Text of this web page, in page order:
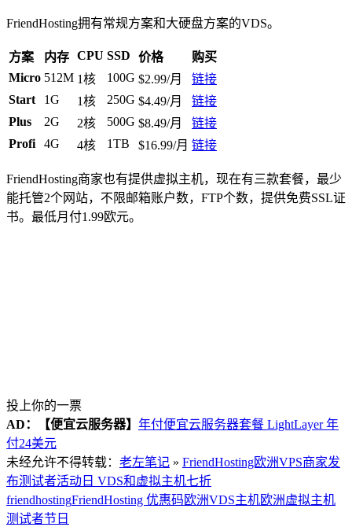
FriendHosting拥有常规方案和大硬盘方案的VDS。
方案 内存 CPU SSD 价格
购买
Micro 512M 1核 100G $2.99/月
链接
Start
1G 1核 250G $4.49/月
链接
Plus
2G 2核 500G $8.49/月
链接
Profi
4G 4核 1TB $16.99/月 链接
FriendHosting商家也有提供虚拟主机，现在有三款套餐，最少
能托管2个网站，不限邮箱账户数，FTP个数，提供免费SSL证
书。最低月付1.99欧元。
投上你的一票
AD：
【便宜云服务器】 年付便宜云服务器套餐 LightLayer 年
付24美元
未经允许不得转载： 老左笔记 » FriendHosting欧洲VPS商家发
布测试者活动日 VDS和虚拟主机七折
friendhostingFriendHosting 优惠码欧洲VDS主机欧洲虚拟主机
测试者节日